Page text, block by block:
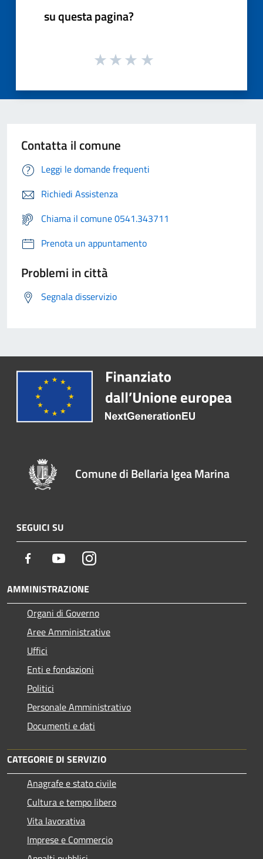
su questa pagina?
Contatta il comune
Leggi le domande frequenti
Richiedi Assistenza
Chiama il comune 0541.343711
Prenota un appuntamento
Problemi in città
Segnala disservizio
Comune di Bellaria Igea Marina
SEGUICI SU
Facebook YoutubeInstagram
AMMINISTRAZIONE
Organi di Governo
Aree Amministrative
Uffici
Enti e fondazioni
Politici
Personale Amministrativo
Documenti e dati
CATEGORIE DI SERVIZIO
Anagrafe e stato civile
Cultura e tempo libero
Vita lavorativa
Imprese e Commercio